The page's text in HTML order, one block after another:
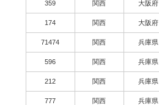
359 関西 大阪府
174 関西 大阪府
71474 関西 兵庫県
596 関西 兵庫県
212 関西 兵庫県
777 関西 兵庫県